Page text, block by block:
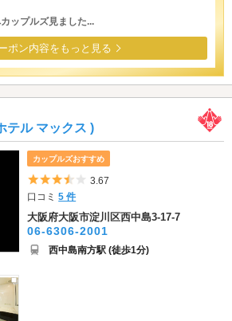
ップルズ見ました...
ポン内容をもっと見る
テル マックス )
カップルズおすすめ
5つ星のうち3.5
3.67
口コミ5 件
大阪府大阪市淀川区西中島3-17-7
06-6306-2001
西中島南方駅 (徒歩1分)